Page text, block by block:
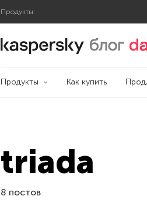
Продукты:
Блог
Продукты Как купить
triada
8 постов